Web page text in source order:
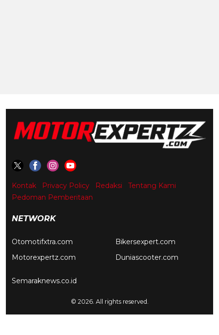
Kontak Privacy Policy Redaksi
Tentang Kami
Pedoman Pemberitaan
NETWORK
Otomotifxtra.com
Motorexpertz.com
Bikersexpert.com
Duniascooter.com
Semaraknews.co.id
© 2026. All rights reserved.